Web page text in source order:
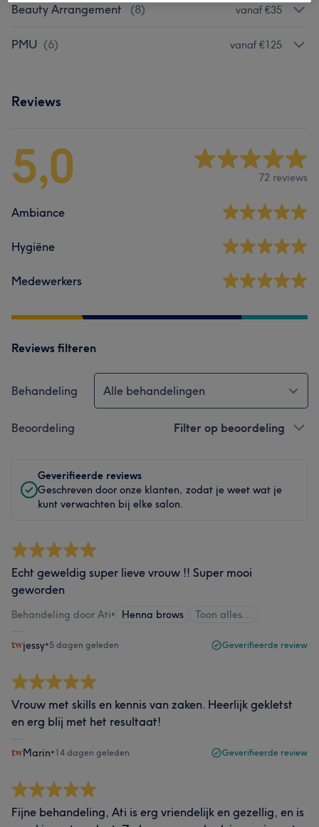
Beauty Arrangement (8) vanaf €35
PMU (6) vanaf €125
Reviews
5,0 72 reviews
Ambiance
Hygiëne
Medewerkers
Reviews filteren
Behandeling Alle behandelingen
Beoordeling Filter op beoordeling
Geverifieerde reviews
Geschreven door onze klanten, zodat je weet wat je
kunt verwachten bij elke salon.
Echt geweldig super lieve vrouw !! Super mooi
geworden
Behandeling door Ati• Henna brows Toon alles…
jessy•5 dagen geleden Geverifieerde review
Vrouw met skills en kennis van zaken. Heerlijk gekletst
en erg blij met het resultaat!
Marin•14 dagen geleden Geverifieerde review
Fijne behandeling, Ati is erg vriendelijk en gezellig, en is